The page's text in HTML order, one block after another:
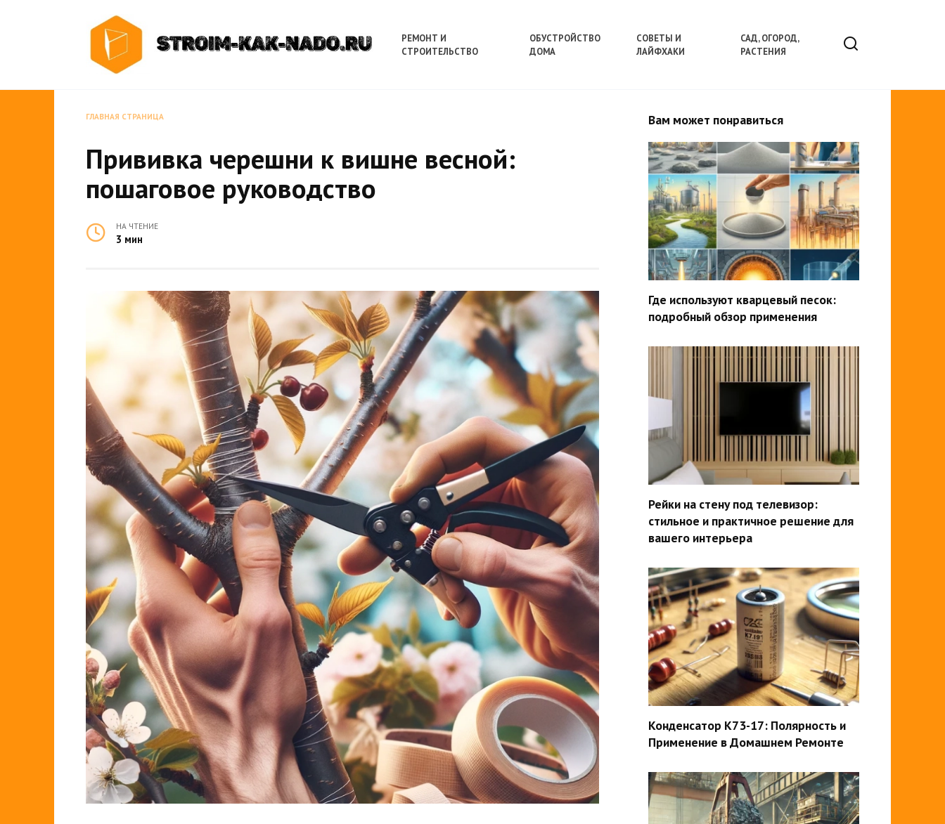
РЕМОНТ И
СТРОИТЕЛЬСТВО
ОБУСТРОЙСТВО
ДОМА
СОВЕТЫ И
ЛАЙФХАКИ
САД, ОГОРОД,
РАСТЕНИЯ
ГЛАВНАЯ СТРАНИЦА
Прививка черешни к вишне весной:
пошаговое руководство
НА ЧТЕНИЕ
3 мин
Вам может понравиться
Где используют кварцевый песок:
подробный обзор применения
Рейки на стену под телевизор:
стильное и практичное решение для
вашего интерьера
Конденсатор К73-17: Полярность и
Применение в Домашнем Ремонте